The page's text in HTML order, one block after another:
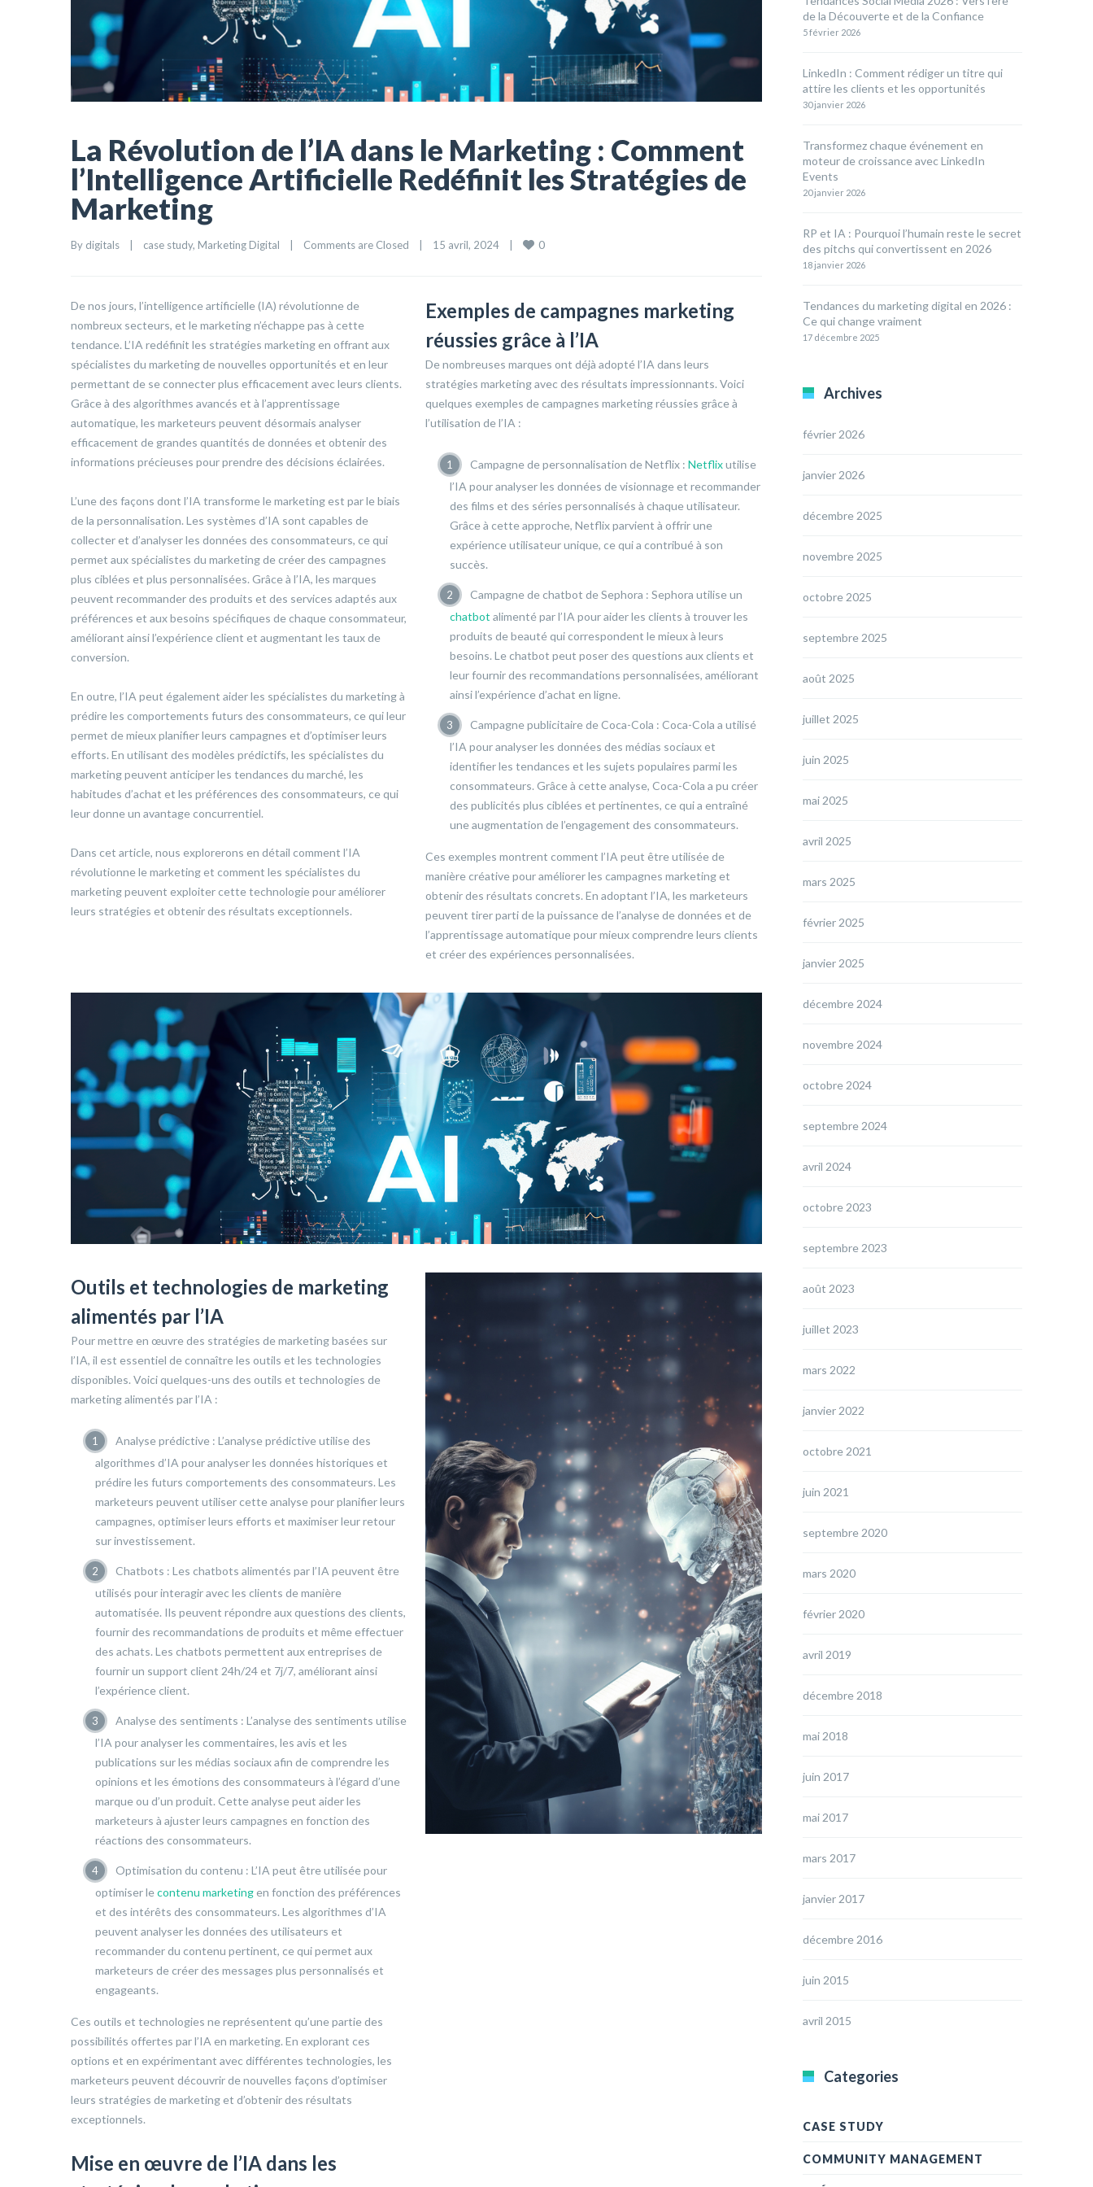
La Révolution de l’IA dans le Marketing : Comment
l’Intelligence Artificielle Redéfinit les Stratégies de
Marketing
By digitals case study, Marketing Digital Comments are Closed 15 avril, 2024 0
De nos jours, l’intelligence artificielle (IA) révolutionne de
nombreux secteurs, et le marketing n’échappe pas à cette
tendance. L’IA redéfinit les stratégies marketing en offrant aux
spécialistes du marketing de nouvelles opportunités et en leur
permettant de se connecter plus efficacement avec leurs clients.
Grâce à des algorithmes avancés et à l’apprentissage
automatique, les marketeurs peuvent désormais analyser
efficacement de grandes quantités de données et obtenir des
informations précieuses pour prendre des décisions éclairées.
L’une des façons dont l’IA transforme le marketing est par le biais
de la personnalisation. Les systèmes d’IA sont capables de
collecter et d’analyser les données des consommateurs, ce qui
permet aux spécialistes du marketing de créer des campagnes
plus ciblées et plus personnalisées. Grâce à l’IA, les marques
peuvent recommander des produits et des services adaptés aux
préférences et aux besoins spécifiques de chaque consommateur,
améliorant ainsi l’expérience client et augmentant les taux de
conversion.
En outre, l’IA peut également aider les spécialistes du marketing à
prédire les comportements futurs des consommateurs, ce qui leur
permet de mieux planifier leurs campagnes et d’optimiser leurs
efforts. En utilisant des modèles prédictifs, les spécialistes du
marketing peuvent anticiper les tendances du marché, les
habitudes d’achat et les préférences des consommateurs, ce qui
leur donne un avantage concurrentiel.
Dans cet article, nous explorerons en détail comment l’IA
révolutionne le marketing et comment les spécialistes du
marketing peuvent exploiter cette technologie pour améliorer
leurs stratégies et obtenir des résultats exceptionnels.
Exemples de campagnes marketing
réussies grâce à l’IA
De nombreuses marques ont déjà adopté l’IA dans leurs
stratégies marketing avec des résultats impressionnants. Voici
quelques exemples de campagnes marketing réussies grâce à
l’utilisation de l’IA :
Campagne de personnalisation de Netflix : Netflixutilise
l’IA pour analyser les données de visionnage et recommander
des films et des séries personnalisés à chaque utilisateur.
Grâce à cette approche, Netflix parvient à offrir une
expérience utilisateur unique, ce qui a contribué à son
succès.
Campagne de chatbot de Sephora : Sephora utilise un
chatbot alimenté par l’IA pour aider les clients à trouver les
produits de beauté qui correspondent le mieux à leurs
besoins. Le chatbot peut poser des questions aux clients et
leur fournir des recommandations personnalisées, améliorant
ainsi l’expérience d’achat en ligne.
Campagne publicitaire de Coca-Cola : Coca-Cola a utilisé
l’IA pour analyser les données des médias sociaux et
identifier les tendances et les sujets populaires parmi les
consommateurs. Grâce à cette analyse, Coca-Cola a pu créer
des publicités plus ciblées et pertinentes, ce qui a entraîné
une augmentation de l’engagement des consommateurs.
Ces exemples montrent comment l’IA peut être utilisée de
manière créative pour améliorer les campagnes marketing et
obtenir des résultats concrets. En adoptant l’IA, les marketeurs
peuvent tirer parti de la puissance de l’analyse de données et de
l’apprentissage automatique pour mieux comprendre leurs clients
et créer des expériences personnalisées.
Outils et technologies de marketing
alimentés par l’IA
Pour mettre en œuvre des stratégies de marketing basées sur
l’IA, il est essentiel de connaître les outils et les technologies
disponibles. Voici quelques-uns des outils et technologies de
marketing alimentés par l’IA :
Analyse prédictive : L’analyse prédictive utilise des
algorithmes d’IA pour analyser les données historiques et
prédire les futurs comportements des consommateurs. Les
marketeurs peuvent utiliser cette analyse pour planifier leurs
campagnes, optimiser leurs efforts et maximiser leur retour
sur investissement.
Chatbots : Les chatbots alimentés par l’IA peuvent être
utilisés pour interagir avec les clients de manière
automatisée. Ils peuvent répondre aux questions des clients,
fournir des recommandations de produits et même effectuer
des achats. Les chatbots permettent aux entreprises de
fournir un support client 24h/24 et 7j/7, améliorant ainsi
l’expérience client.
Analyse des sentiments : L’analyse des sentiments utilise
l’IA pour analyser les commentaires, les avis et les
publications sur les médias sociaux afin de comprendre les
opinions et les émotions des consommateurs à l’égard d’une
marque ou d’un produit. Cette analyse peut aider les
marketeurs à ajuster leurs campagnes en fonction des
réactions des consommateurs.
Optimisation du contenu : L’IA peut être utilisée pour
optimiser lecontenu marketing en fonction des préférences
et des intérêts des consommateurs. Les algorithmes d’IA
peuvent analyser les données des utilisateurs et
recommander du contenu pertinent, ce qui permet aux
marketeurs de créer des messages plus personnalisés et
engageants.
Ces outils et technologies ne représentent qu’une partie des
possibilités offertes par l’IA en marketing. En explorant ces
options et en expérimentant avec différentes technologies, les
marketeurs peuvent découvrir de nouvelles façons d’optimiser
leurs stratégies de marketing et d’obtenir des résultats
exceptionnels.
Mise en œuvre de l’IA dans les
de la Découverte et de la Confiance
5 février 2026
LinkedIn : Comment rédiger un titre qui
attire les clients et les opportunités
30 janvier 2026
Transformez chaque événement en
moteur de croissance avec LinkedIn
Events
20 janvier 2026
RP et IA : Pourquoi l’humain reste le secret
des pitchs qui convertissent en 2026
18 janvier 2026
Tendances du marketing digital en 2026 :
Ce qui change vraiment
17 décembre 2025
Archives
février 2026
janvier 2026
décembre 2025
novembre 2025
octobre 2025
septembre 2025
août 2025
juillet 2025
juin 2025
mai 2025
avril 2025
mars 2025
février 2025
janvier 2025
décembre 2024
novembre 2024
octobre 2024
septembre 2024
avril 2024
octobre 2023
septembre 2023
août 2023
juillet 2023
mars 2022
janvier 2022
octobre 2021
juin 2021
septembre 2020
mars 2020
février 2020
avril 2019
décembre 2018
mai 2018
juin 2017
mai 2017
mars 2017
janvier 2017
décembre 2016
juin 2015
avril 2015
Categories
CASE STUDY
COMMUNITY MANAGEMENT